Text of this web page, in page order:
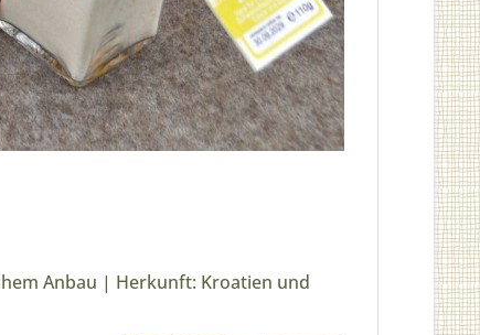
Anbau | Herkunft: Kroatien und